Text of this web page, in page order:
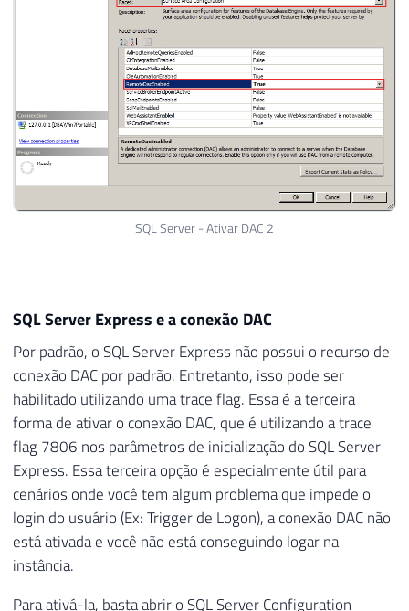
SQL Server - Ativar DAC 2
SQL Server Express e a conexão DAC
Por padrão, o SQL Server Express não possui o recurso de
conexão DAC por padrão. Entretanto, isso pode ser
habilitado utilizando uma trace flag. Essa é a terceira
forma de ativar o conexão DAC, que é utilizando a trace
flag 7806 nos parâmetros de inicialização do SQL Server
Express. Essa terceira opção é especialmente útil para
cenários onde você tem algum problema que impede o
login do usuário (Ex: Trigger de Logon), a conexão DAC não
está ativada e você não está conseguindo logar na
instância.
Para ativá-la, basta abrir o SQL Server Configuration